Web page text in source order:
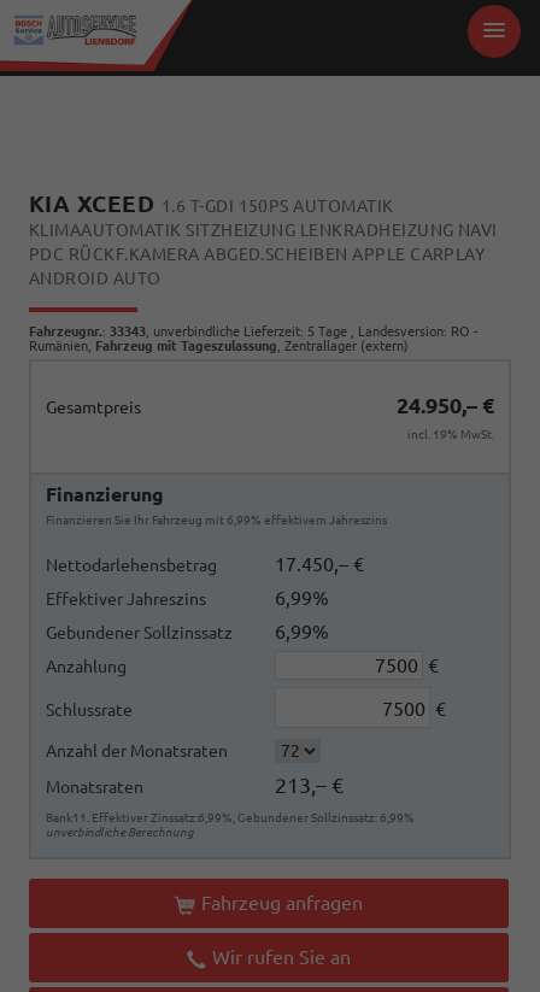
KIA XCEED 1.6 T-GDI 150PS AUTOMATIK
KLIMAAUTOMATIK SITZHEIZUNG LENKRADHEIZUNG NAVI
PDC RÜCKF.KAMERA ABGED.SCHEIBEN APPLE CARPLAY
ANDROID AUTO
Fahrzeugnr.: 33343 , unverbindliche Lieferzeit: 5 Tage , Landesversion: RO -
Rumänien, Fahrzeug mit Tageszulassung , Zentrallager (extern)
Gesamtpreis 24.950,– €
incl. 19% MwSt.
Finanzierung
Finanzieren Sie Ihr Fahrzeug mit 6,99% effektivem Jahreszins
Nettodarlehensbetrag 17.450,– €
Effektiver Jahreszins 6,99%
Gebundener Sollzinssatz 6,99%
Anzahlung €
Schlussrate €
Anzahl der Monatsraten
Monatsraten
213,– €
Bank11. Effektiver Zinssatz:6,99%, Gebundener Sollzinssatz: 6,99%
unverbindliche Berechnung
Fahrzeug anfragen
Wir rufen Sie an